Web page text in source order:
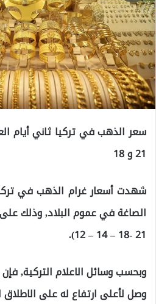
21 و 18
شهدت أسعار غرام الذهب في
21 -18 – 14 – 12).
وصل لأعلى ارتفاع له على الاطلاق ليسجل 1060